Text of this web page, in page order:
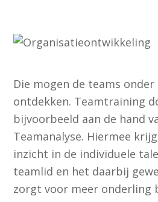
Die mogen de teams
ontdekken. Teamtraining
bijvoorbeeld aan de hand
Teamanalyse. Hiermee
inzicht in de individuele
teamlid en het daarbij
zorgt voor meer onderling